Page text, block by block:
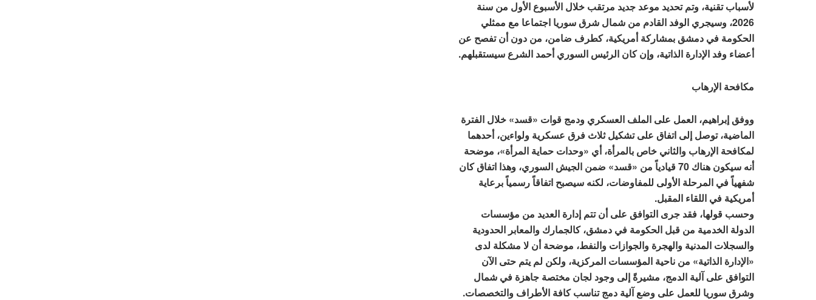
لأسباب تقنية، وتم تحديد موعد جديد مرتقب خلال الأسبوع الأول من سنة
2026، وسيجري الوفد القادم من شمال شرق سوريا اجتماعا مع ممثلي
الحكومة في دمشق بمشاركة أمريكية، كطرف ضامن، من دون أن تفصح عن
أعضاء وفد الإدارة الذاتية، وإن كان الرئيس السوري أحمد الشرع سيستقبلهم.
مكافحة الإرهاب
ووفق إبراهيم، العمل على الملف العسكري ودمج قوات «قسد» خلال الفترة
الماضية، توصل إلى اتفاق على تشكيل ثلاث فرق عسكرية ولواءين، أحدهما
لمكافحة الإرهاب والثاني خاص بالمرأة، أي «وحدات حماية المرأة»، موضحة
أنه سيكون هناك 70 قيادياً من «قسد» ضمن الجيش السوري، وهذا اتفاق كان
شفهياً في المرحلة الأولى للمفاوضات، لكنه سيصبح اتفاقاً رسمياً برعاية
أمريكية في اللقاء المقبل.
وحسب قولها، فقد جرى التوافق على أن تتم إدارة العديد من مؤسسات
الدولة الخدمية من قبل الحكومة في دمشق، كالجمارك والمعابر الحدودية
والسجلات المدنية والهجرة والجوازات والنفط، موضحة أن لا مشكلة لدى
«الإدارة الذاتية» من ناحية المؤسسات المركزية، ولكن لم يتم حتى الآن
التوافق على آلية الدمج، مشيرةً إلى وجود لجان مختصة جاهزة في شمال
وشرق سوريا للعمل على وضع آلية دمج تناسب كافة الأطراف والتخصصات.